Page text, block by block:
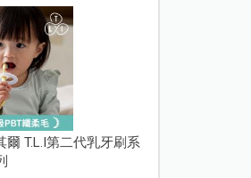
爾 T.L.I第二代乳牙刷系